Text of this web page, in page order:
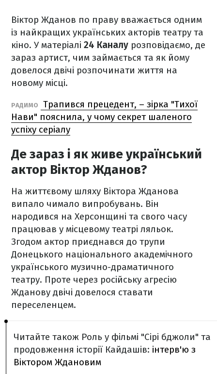
Віктор Жданов по праву вважається одним
із найкращих українських акторів театру та
кіно. У матеріалі 24 Каналу розповідаємо, де
зараз артист, чим займається та як йому
довелося двічі розпочинати життя на
новому місці.
РАДИМО
Трапився прецедент, – зірка "Тихої
Нави" пояснила, у чому секрет шаленого
успіху серіалу
Де зараз і як живе український
актор Віктор Жданов?
На життєвому шляху Віктора Жданова
випало чимало випробувань. Він
народився на Херсонщині та свого часу
працював у місцевому театрі ляльок.
Згодом актор приєднався до трупи
Донецького національного академічного
українського музично-драматичного
театру. Проте через російську агресію
Жданову двічі довелося ставати
переселенцем.
Читайте також Роль у фільмі "Сірі бджоли" та
продовження історії Кайдашів: інтерв'ю з
Віктором Ждановим